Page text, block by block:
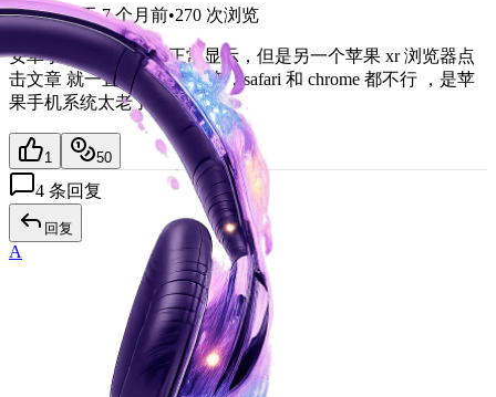
大鱼发布于7 个月前•270 次浏览
安卓手机点击文章能正常显示，但是另一个苹果 xr 浏览器点
击文章 就一直处于加载状态，safari 和 chrome 都不行 ，是苹
果手机系统太老了吗？
1 50
4 条回复
回复
A